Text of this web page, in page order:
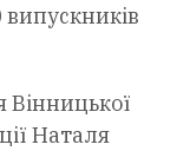
випускників
Наталя